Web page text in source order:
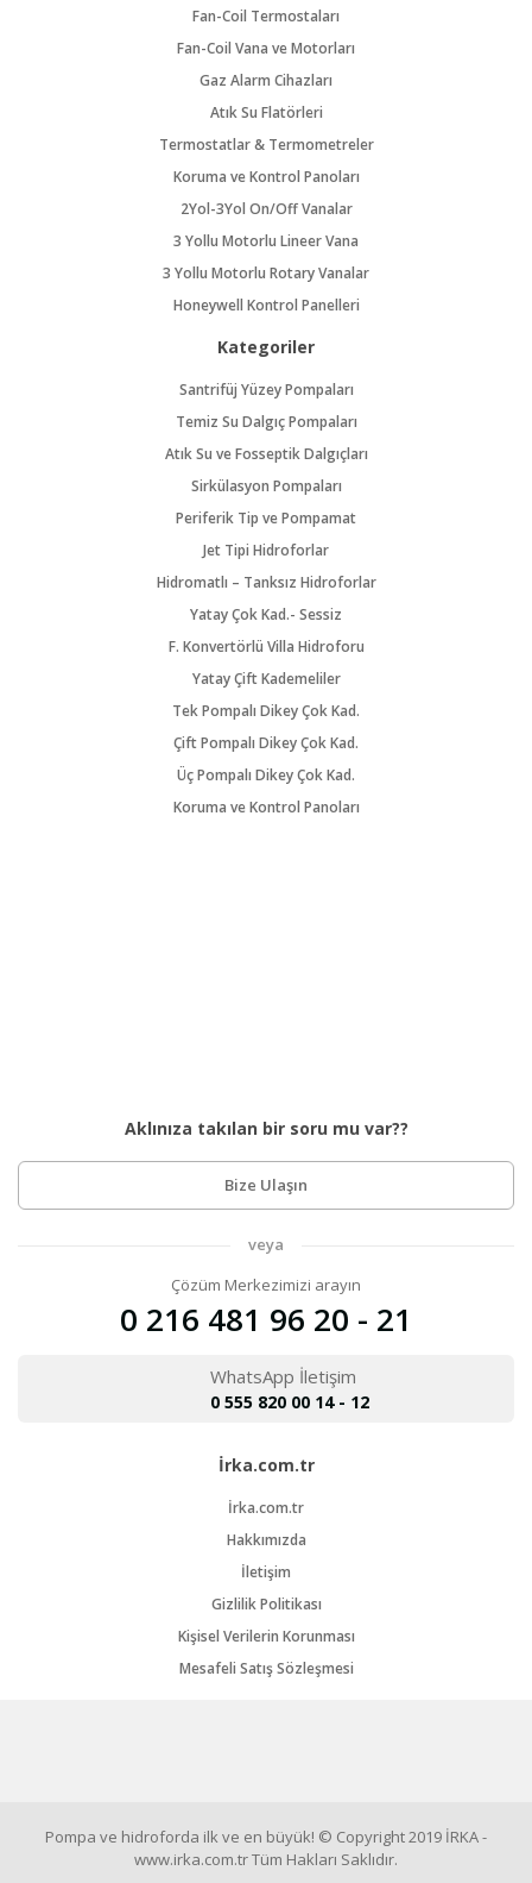
Fan-Coil Termostaları
Fan-Coil Vana ve Motorları
Gaz Alarm Cihazları
Atık Su Flatörleri
Termostatlar & Termometreler
Koruma ve Kontrol Panoları
2Yol-3Yol On/Off Vanalar
3 Yollu Motorlu Lineer Vana
3 Yollu Motorlu Rotary Vanalar
Honeywell Kontrol Panelleri
Kategoriler
Santrifüj Yüzey Pompaları
Temiz Su Dalgıç Pompaları
Atık Su ve Fosseptik Dalgıçları
Sirkülasyon Pompaları
Periferik Tip ve Pompamat
Jet Tipi Hidroforlar
Hidromatlı – Tanksız Hidroforlar
Yatay Çok Kad.- Sessiz
F. Konvertörlü Villa Hidroforu
Yatay Çift Kademeliler
Tek Pompalı Dikey Çok Kad.
Çift Pompalı Dikey Çok Kad.
Üç Pompalı Dikey Çok Kad.
Koruma ve Kontrol Panoları
Aklınıza takılan bir soru mu var??
Bize Ulaşın
veya
Çözüm Merkezimizi arayın
0 216 481 96 20 - 21
WhatsApp İletişim
0 555 820 00 14 - 12
İrka.com.tr
İrka.com.tr
Hakkımızda
İletişim
Gizlilik Politikası
Kişisel Verilerin Korunması
Mesafeli Satış Sözleşmesi
Pompa ve hidroforda ilk ve en büyük! © Copyright 2019 İRKA -
www.irka.com.tr Tüm Hakları Saklıdır.